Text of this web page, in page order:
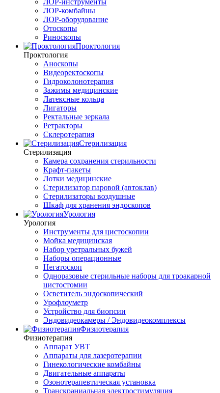
ЛОР-инструменты
ЛОР-комбайны
ЛОР-оборудование
Отоскопы
Риноскопы
Проктология
Проктология
Аноскопы
Видеоректоскопы
Гидроколонотерапия
Зажимы медицинские
Латексные кольца
Лигаторы
Ректальные зеркала
Ретракторы
Склеротерапия
Стерилизация
Стерилизация
Камера сохранения стерильности
Крафт-пакеты
Лотки медицинские
Стерилизатор паровой (автоклав)
Стерилизаторы воздушные
Шкаф для хранения эндоскопов
Урология
Урология
Инструменты для цистоскопии
Мойка медицинская
Набор уретральных бужей
Наборы операционные
Негатоскоп
Одноразовые стерильные наборы для троакарной
цистостомии
Осветитель эндоскопический
Урофлоуметр
Устройство для биопсии
Эндовидеокамеры / Эндовидеокомплексы
Физиотерапия
Физиотерапия
Аппарат УВТ
Аппараты для лазеротерапии
Гинекологические комбайны
Двигательные аппараты
Озонотерапевтическая установка
Транскраниальная электростимуляция